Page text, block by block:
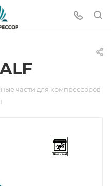
части для компрессоров